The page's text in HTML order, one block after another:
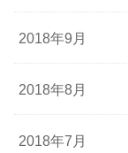
2018年9月
2018年8月
2018年7月